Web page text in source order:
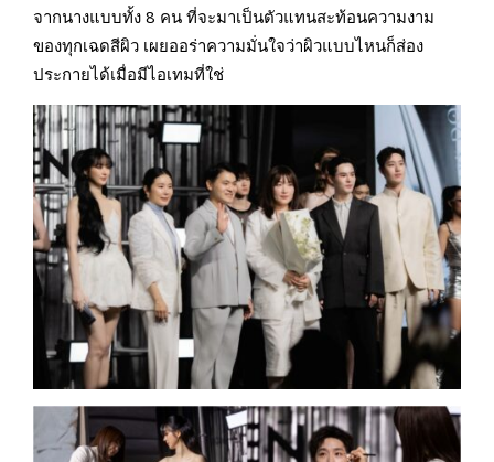
จากนางแบบทั้ง 8 คน ที่จะมาเป็นตัวแทนสะท้อนความงาม
ของทุกเฉดสีผิว เผยออร่าความมั่นใจว่าผิวแบบไหนก็ส่อง
ประกายได้เมื่อมีไอเทมที่ใช่